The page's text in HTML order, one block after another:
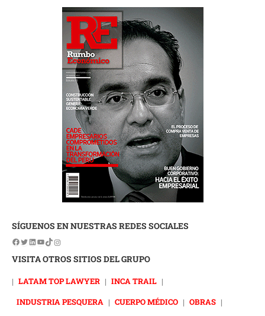
SÍGUENOS EN NUESTRAS REDES SOCIALES
VISITA OTROS SITIOS DEL GRUPO
| LATAM TOP LAWYER | INCA TRAIL |
INDUSTRIA PESQUERA | CUERPO MÉDICO | OBRAS |